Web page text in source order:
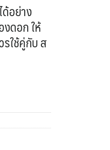
อย่าง
ดอก ให้
ใช้คู่กับส